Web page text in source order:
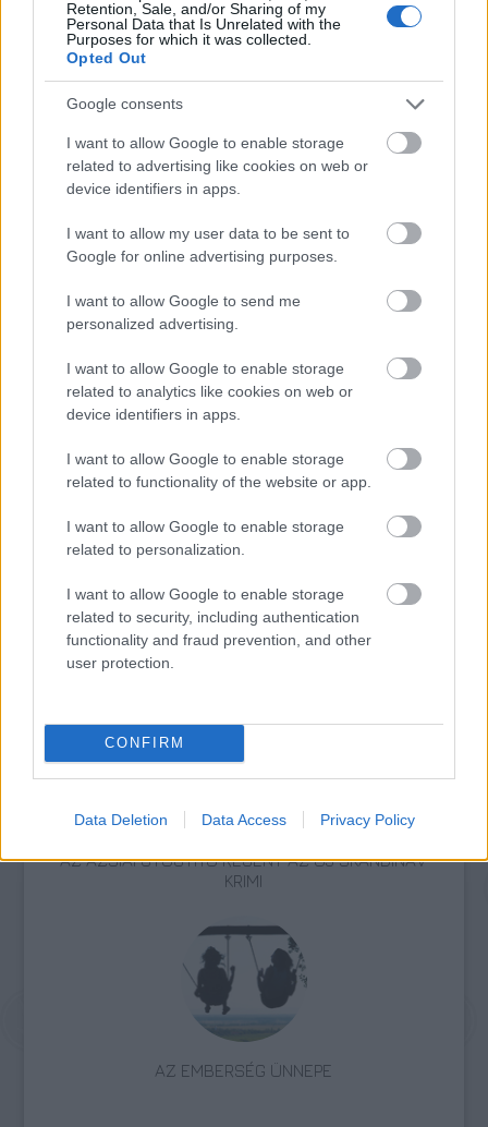
Retention, Sale, and/or Sharing of my
Personal Data that Is Unrelated with the
Purposes for which it was collected.
Opted Out
Google consents
I want to allow Google to enable storage
related to advertising like cookies on web or
device identifiers in apps.
I want to allow my user data to be sent to
Google for online advertising purposes.
I want to allow Google to send me
personalized advertising.
I want to allow Google to enable storage
related to analytics like cookies on web or
device identifiers in apps.
I want to allow Google to enable storage
related to functionality of the website or app.
I want to allow Google to enable storage
related to personalization.
I want to allow Google to enable storage
related to security, including authentication
functionality and fraud prevention, and other
user protection.
CONFIRM
Data Deletion Data Access Privacy Policy
magyarországi antiszemitizmus megértése
és azzal együtt a megélése.
Gantner Ádám könyve egymás elfogadásáról
szól. A merész, helyenként provokatív, tabuk
sorozatát döntögető, sokakat érintő
problémákat feszegető, lefegyverző
őszinteséggel tárgyaló fordulatos regény
mondanivalót tartogat zsidóknak, nem
zsidóknak, fél zsidóknak egyaránt, levonva a
értékesek vagyunk, identitástól,
származástól, vallástól függetlenül.
Izrael Irodalom Szerelem Regény
ERDŐ VAN IDEBENN: TÓTH MARCSI AZ ÚJ
AZ ÁZSIAI GYÓGYÍTÓ REGÉNY AZ ÚJ SKANDINÁV
KRIMI
AZ EMBERSÉG ÜNNEPE